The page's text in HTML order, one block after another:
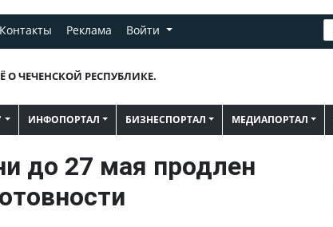
Контакты Реклама Войти
О ЧЕЧЕНСКОЙ РЕСПУБЛИКЕ.
ИНФОПОРТАЛ БИЗНЕСПОРТАЛ МЕДИАПОРТАЛ
до 27 мая продлен